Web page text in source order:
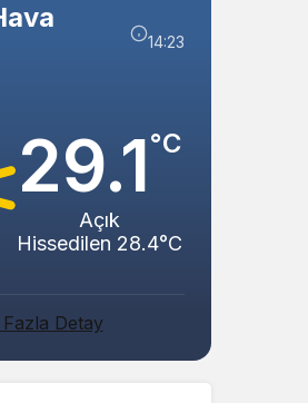
14:23
29.1°C
Açık
Hissedilen 28.4°C
Fazla Detay